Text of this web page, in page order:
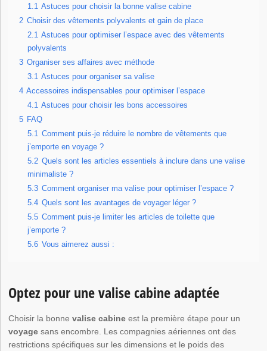
1.1 Astuces pour choisir la bonne valise cabine
2 Choisir des vêtements polyvalents et gain de place
2.1 Astuces pour optimiser l’espace avec des vêtements
polyvalents
3 Organiser ses affaires avec méthode
3.1 Astuces pour organiser sa valise
4 Accessoires indispensables pour optimiser l’espace
4.1 Astuces pour choisir les bons accessoires
5 FAQ
5.1 Comment puis-je réduire le nombre de vêtements que
j’emporte en voyage ?
5.2 Quels sont les articles essentiels à inclure dans une valise
minimaliste ?
5.3 Comment organiser ma valise pour optimiser l’espace ?
5.4 Quels sont les avantages de voyager léger ?
5.5 Comment puis-je limiter les articles de toilette que
j’emporte ?
5.6 Vous aimerez aussi :
Optez pour une valise cabine adaptée
Choisir la bonnevalise cabine est la première étape pour un
voyage sans encombre. Les compagnies aériennes ont des
restrictions spécifiques sur les dimensions et le poids des